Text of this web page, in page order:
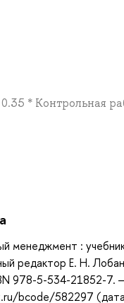
* Контрольная
менеджмент :
редактор Е. Н.
978-5-534-21852-7.
bcode/582297